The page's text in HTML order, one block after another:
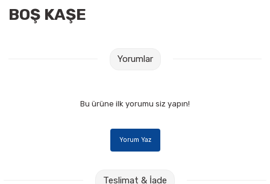
Zımba Telleri
Ebru Boyaları
BOŞ KAŞE
Yorumlar
Bu ürüne ilk yorumu siz yapın!
Yorum Yaz
Teslimat & İade